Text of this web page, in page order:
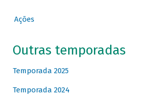
Ações
Outras temporadas
Temporada 2025
Temporada 2024